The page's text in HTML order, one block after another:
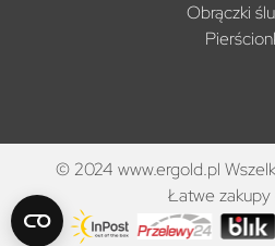
Obrączki
© 2024 www.ergold.pl
Łatwe zakupy